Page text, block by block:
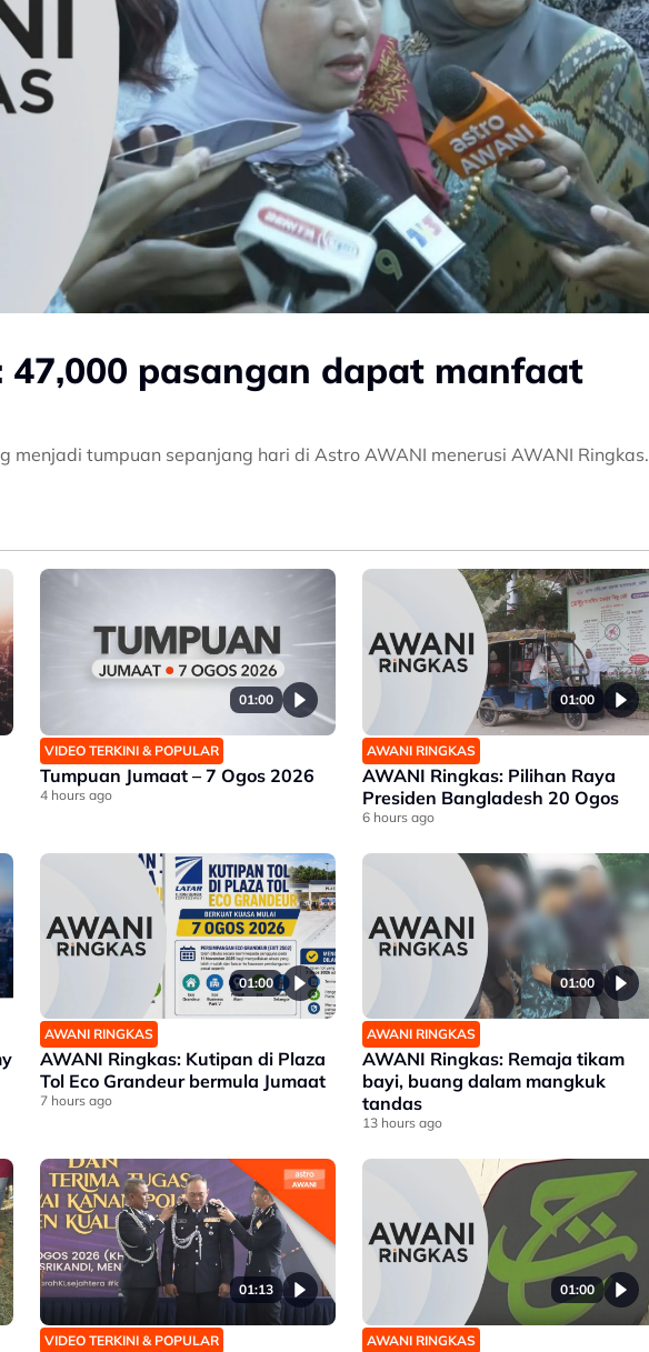
47,000 pasangan dapat manfaat
menjadi tumpuan sepanjang hari di Astro AWANI menerusi AWANI Ringkas.
01:00
VIDEO TERKINI & POPULAR
Tumpuan Jumaat – 7 Ogos 2026
4 hours ago
01:00
AWANI RINGKAS
AWANI Ringkas: Pilihan Raya
Presiden Bangladesh 20 Ogos
6 hours ago
01:00
AWANI RINGKAS
AWANI Ringkas: Kutipan di Plaza
Tol Eco Grandeur bermula Jumaat
7 hours ago
01:00
AWANI RINGKAS
AWANI Ringkas: Remaja tikam
bayi, buang dalam mangkuk
tandas
13 hours ago
01:13
VIDEO TERKINI & POPULAR
01:00
AWANI RINGKAS